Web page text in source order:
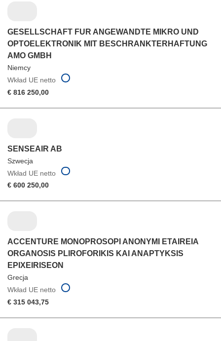
GESELLSCHAFT FUR ANGEWANDTE MIKRO UND
OPTOELEKTRONIK MIT BESCHRANKTERHAFTUNG
AMO GMBH
Niemcy
Wkład UE netto
€ 816 250,00
SENSEAIR AB
Szwecja
Wkład UE netto
€ 600 250,00
ACCENTURE MONOPROSOPI ANONYMI ETAIREIA
ORGANOSIS PLIROFORIKIS KAI ANAPTYKSIS
EPIXEIRISEON
Grecja
Wkład UE netto
€ 315 043,75